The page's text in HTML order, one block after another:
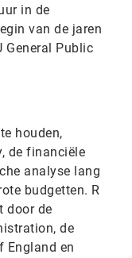
in de
van de jaren
General Public
houden,
de financiële
analyse lang
budgetten. R
door de
de
England en